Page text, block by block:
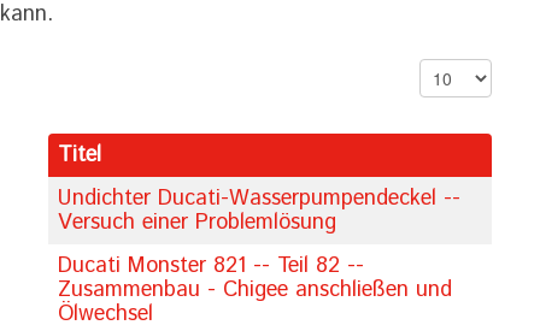
kann.
Anzeige #
Titel
Undichter Ducati-Wasserpumpendeckel --
Versuch einer Problemlösung
Ducati Monster 821 -- Teil 82 --
Zusammenbau - Chigee anschließen und
Ölwechsel